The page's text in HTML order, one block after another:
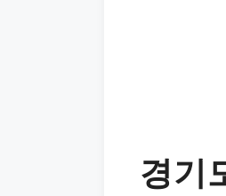
경기